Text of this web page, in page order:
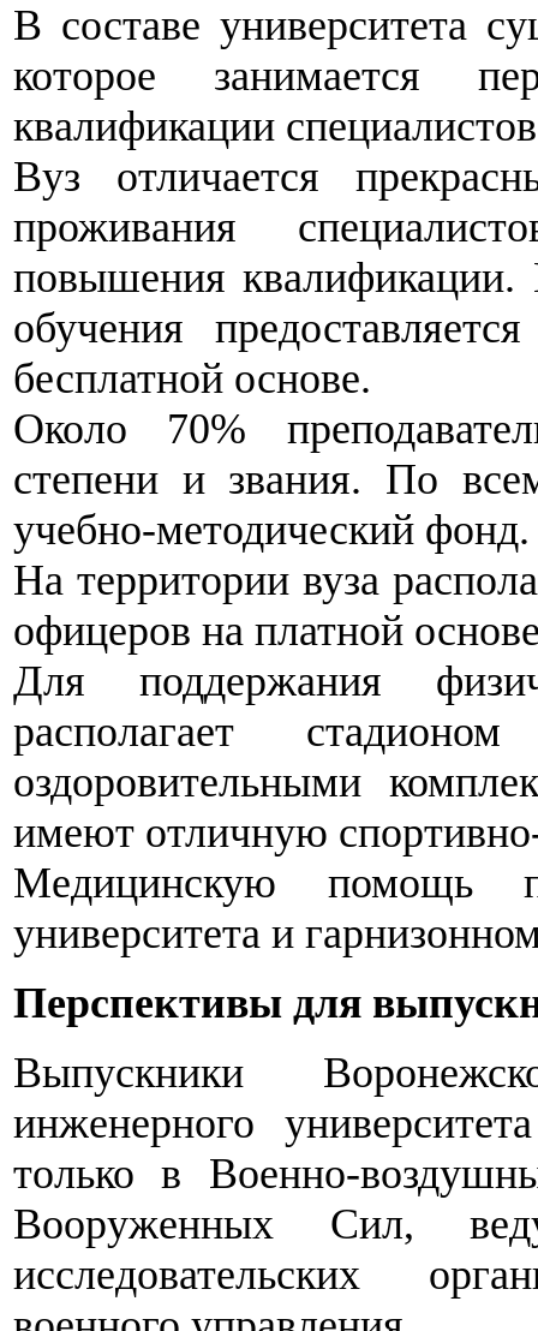
В составе университета
которое занимается
квалификации
Вуз отличается
проживания
повышения
обучения
бесплатной основе.
Около 70%
степени и звания. По
учебно-методический фонд.
На территории вуза
офицеров на платной
Для поддержания
располагает
оздоровительными
имеют отличную
Медицинскую помощь
университета и
Перспективы для
Выпускники
инженерного
только в Военно-
Вооруженных Сил,
исследовательских